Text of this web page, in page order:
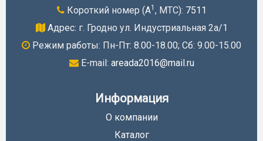
Короткий номер (A1 , МТС): 7511
Адрес: г. Гродно ул. Индустриальная 2а/1
Режим работы: Пн-Пт: 8.00-18.00; Cб: 9.00-15.00
E-mail: areada2016@mail.ru
Информация
О компании
Каталог